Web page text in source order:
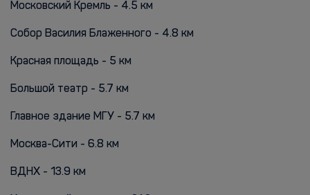
Московский Кремль - 4.5 км
Собор Василия Блаженного - 4.8 км
Красная площадь - 5 км
Большой театр - 5.7 км
Главное здание МГУ - 5.7 км
Москва-Сити - 6.8 км
ВДНХ - 13.9 км